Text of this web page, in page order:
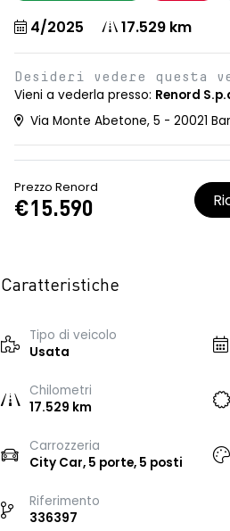
4/2025 17.529 km
Desideri vedere questa
Vieni a vederla presso: Renord
Via Monte Abetone, 5 - 20021
Prezzo Renord
€15.590
Caratteristiche
Tipo di veicolo
Usata
Chilometri
17.529 km
Carrozzeria
City Car, 5 porte, 5 posti
Riferimento
336397